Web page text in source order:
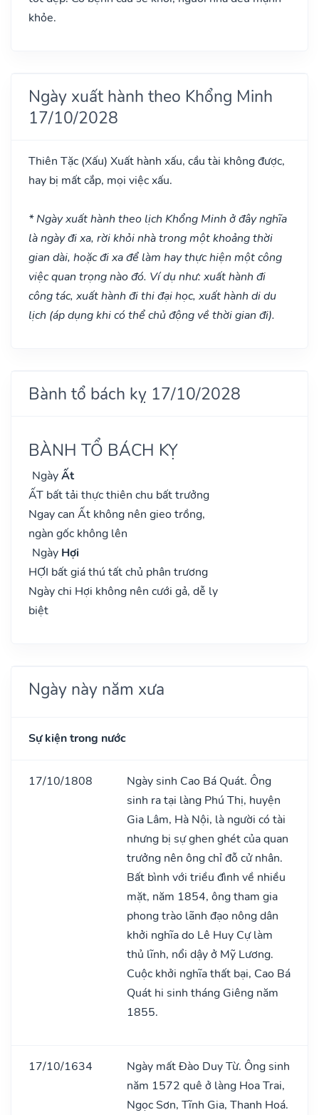
khỏe.
Ngày xuất hành theo Khổng Minh
17/10/2028
Thiên Tặc (Xấu) Xuất hành xấu, cầu tài không được,
hay bị mất cắp, mọi việc xấu.
* Ngày xuất hành theo lịch Khổng Minh ở đây nghĩa
là ngày đi xa, rời khỏi nhà trong một khoảng thời
gian dài, hoặc đi xa để làm hay thực hiện một công
việc quan trọng nào đó. Ví dụ như: xuất hành đi
công tác, xuất hành đi thi đại học, xuất hành di du
lịch (áp dụng khi có thể chủ động về thời gian đi).
Bành tổ bách kỵ 17/10/2028
BÀNH TỔ BÁCH KỴ
NgàyẤt
ẤT bất tải thực thiên chu bất trưởng
Ngay can Ất không nên gieo trồng,
ngàn gốc không lên
Ngày Hợi
HỢI bất giá thú tất chủ phân trương
Ngày chi Hợi không nên cưới gả, dễ ly
biệt
Ngày này năm xưa
Sự kiện trong nước
17/10/1808
Ngày sinh Cao Bá Quát. Ông
sinh ra tại làng Phú Thị, huyện
Gia Lâm, Hà Nội, là người có tài
nhưng bị sự ghen ghét của quan
trưởng nên ông chỉ đỗ cử nhân.
Bất bình với triều đình về nhiều
mặt, năm 1854, ông tham gia
phong trào lãnh đạo nông dân
khởi nghĩa do Lê Huy Cự làm
thủ lĩnh, nổi dậy ở Mỹ Lương.
Cuộc khởi nghĩa thất bại, Cao Bá
Quát hi sinh tháng Giêng năm
1855.
17/10/1634
Ngày mất Đào Duy Từ. Ông sinh
năm 1572 quê ở làng Hoa Trai,
Ngọc Sơn, Tĩnh Gia, Thanh Hoá.